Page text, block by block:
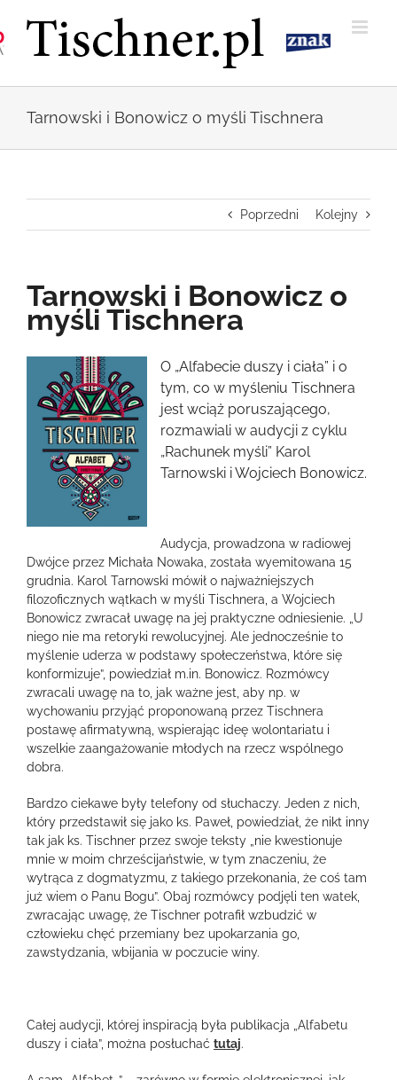
zawartości
Tarnowski i Bonowicz o myśli Tischnera
Poprzedni Kolejny
Tarnowski i Bonowicz o
myśli Tischnera
większy
obrazek
O „Alfabecie duszy i ciała” i o
tym, co w myśleniu Tischnera
jest wciąż poruszającego,
rozmawiali w audycji z cyklu
„Rachunek myśli” Karol
Tarnowski i Wojciech Bonowicz.
Audycja, prowadzona w radiowej
Dwójce przez Michała Nowaka, została wyemitowana 15
grudnia. Karol Tarnowski mówił o najważniejszych
filozoficznych wątkach w myśli Tischnera, a Wojciech
Bonowicz zwracał uwagę na jej praktyczne odniesienie. „U
niego nie ma retoryki rewolucyjnej. Ale jednocześnie to
myślenie uderza w podstawy społeczeństwa, które się
konformizuje”, powiedział m.in. Bonowicz. Rozmówcy
zwracali uwagę na to, jak ważne jest, aby np. w
wychowaniu przyjąć proponowaną przez Tischnera
postawę afirmatywną, wspierając ideę wolontariatu i
wszelkie zaangażowanie młodych na rzecz wspólnego
dobra.
Bardzo ciekawe były telefony od słuchaczy. Jeden z nich,
który przedstawił się jako ks. Paweł, powiedział, że nikt inny
tak jak ks. Tischner przez swoje teksty „nie kwestionuje
mnie w moim chrześcijaństwie, w tym znaczeniu, że
wytrąca z dogmatyzmu, z takiego przekonania, że coś tam
już wiem o Panu Bogu”. Obaj rozmówcy podjęli ten watek,
zwracając uwagę, że Tischner potrafił wzbudzić w
człowieku chęć przemiany bez upokarzania go,
zawstydzania, wbijania w poczucie winy.
Całej audycji, której inspiracją była publikacja „Alfabetu
duszy i ciała”, można posłuchać tutaj.